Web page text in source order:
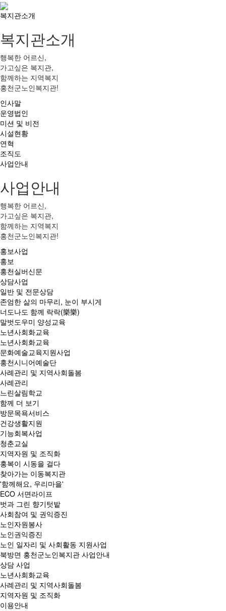
복지관소개
복지관소개
행복한 어르신,
가고싶은 복지관,
함께하는 지역복지
홍천군노인복지관!
인사말
운영법인
미션 및 비전
시설현황
연혁
조직도
사업안내
사업안내
행복한 어르신,
가고싶은 복지관,
함께하는 지역복지
홍천군노인복지관!
홍보사업
홍보
홍천실버신문
상담사업
일반 및 전문상담
존엄한 삶의 마무리, 눈이 부시게
너도나도 함께 락락(樂樂)
말벗도우미 양성교육
노년사회화교육
노년사회화교육
문화예술교육지원사업
홍천시니어예술단
사례관리 및 지역사회돌봄
사례관리
느린살림학교
함께 더 보기
방문목욕서비스
건강생활지원
기능회복사업
청춘교실
지역자원 및 조직화
홍복이 시동을 걸다
찾아가는 이동복지관
'함께해요, 우리마을'
ECO 서면라이프
벗과 그린 향기텃밭
사회참여 및 권익증진
노인자원봉사
노인권익증진
노인 일자리 및 사회활동 지원사업
북방면 홍천군노인복지관 사업안내
상담 사업
노년사회화교육
사례관리 및 지역사회돌봄
지역자원 및 조직화
이용안내